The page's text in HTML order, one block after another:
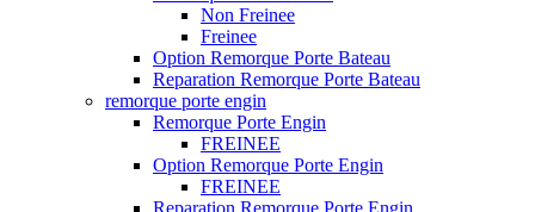
Non Freinee
Freinee
Option Remorque Porte Bateau
Reparation Remorque Porte Bateau
remorque porte engin
Remorque Porte Engin
FREINEE
Option Remorque Porte Engin
FREINEE
Reparation Remorque Porte Engin